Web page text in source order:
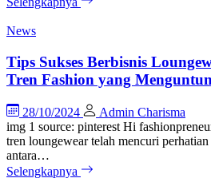
News
Tips Sukses Berbisnis
Tren Fashion yang
28/10/2024
Admin Charisma
img 1 source: pinterest Hi
tren loungewear telah mencuri
antara…
Selengkapnya